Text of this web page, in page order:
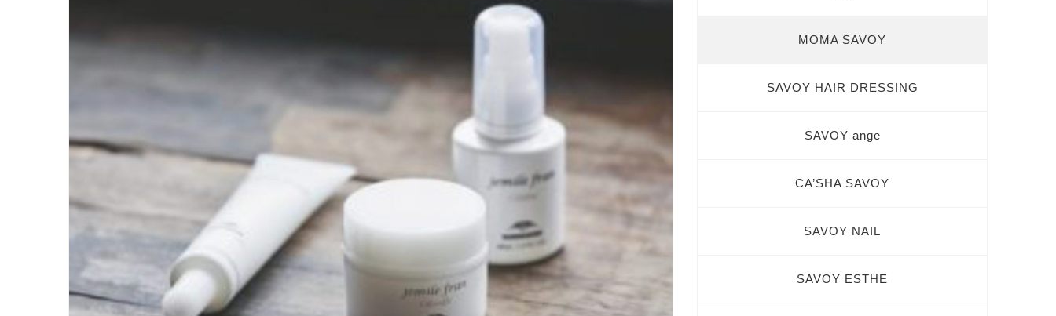
MOMA SAVOY
SAVOY HAIR DRESSING
SAVOY ange
CA’SHA SAVOY
SAVOY NAIL
SAVOY ESTHE